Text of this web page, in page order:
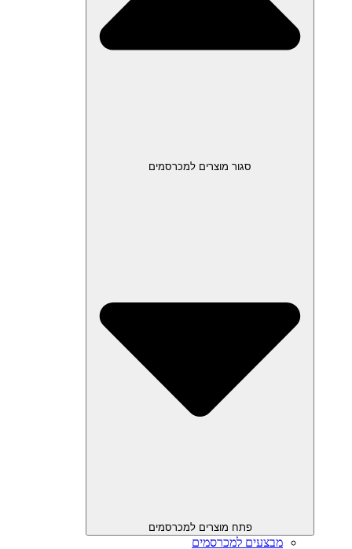
סגור מוצרים למכרסמים
פתח מוצרים למכרסמים
מבצעים למכרסמים